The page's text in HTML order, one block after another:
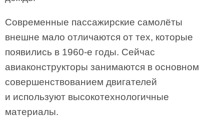
Современные пассажирские самолёты
внешне мало отличаются от тех, которые
появились в 1960-е годы. Сейчас
авиаконструкторы занимаются в основном
совершенствованием двигателей
и используют высокотехнологичные
материалы.